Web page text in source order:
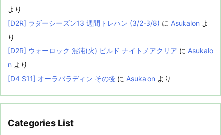
より
[D2R] ラダーシーズン13 週間トレハン (3/2-3/8) に Asukalon よ
り
[D2R] ウォーロック 混沌(火) ビルド ナイトメアクリア に Asukalo
n より
[D4 S11] オーラパラディン その後 に Asukalon より
Categories List